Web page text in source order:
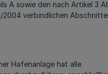
A sowie den nach Artikel 3
2004 verbindlichen
Hafenanlage hat alle